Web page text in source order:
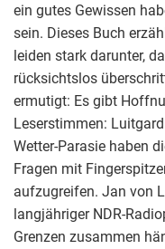
ein gutes Gewissen
sein. Dieses Buch
leiden stark darunter,
rücksichtslos
ermutigt: Es gibt
Leserstimmen:
Wetter-Parasie haben
Fragen mit
aufzugreifen. Jan von
langjähriger NDR-
Grenzen zusammen